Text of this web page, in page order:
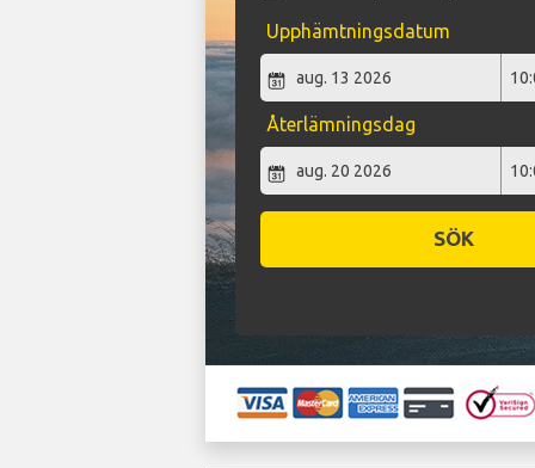
Upphämtningsdatum
Återlämningsdag
SÖK